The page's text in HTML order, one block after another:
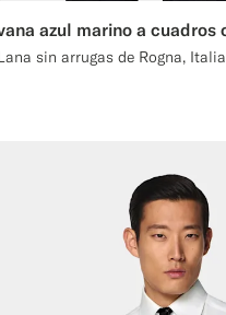
sin arrugas de Rogna, Italia